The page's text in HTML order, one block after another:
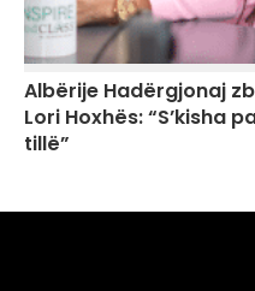
Albërije Hadërgjonaj
Lori Hoxhës: “S’kisha
tillë”